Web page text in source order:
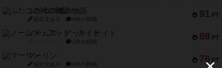
91 PT
ふたつの城の物語
紹介文あり 6件の投稿
88 PT
ノームズ・アット・ナイト
1件の投稿
76 PT
マーリン
紹介文あり 6件の投稿